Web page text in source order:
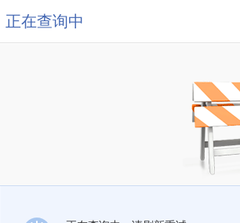
正在查询中